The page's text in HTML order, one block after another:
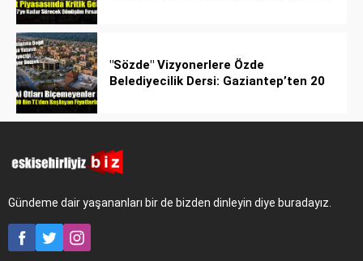
"Sözde" Vizyonerlere Özde
Belediyecilik Dersi: Gaziantep’ten 20
Gündeme dair yaşananları bir de bizden dinleyin diye buradayız.